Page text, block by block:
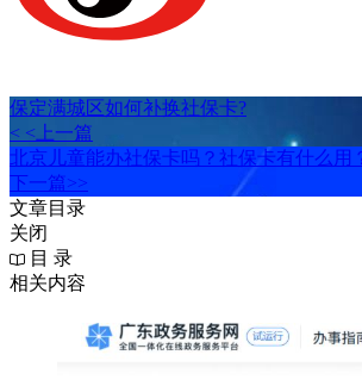
保定满城区如何补换社保卡?
< <上一篇
北京儿童能办社保卡吗？社保卡有什么用
下一篇>>
文章目录
关闭
目 录
相关内容